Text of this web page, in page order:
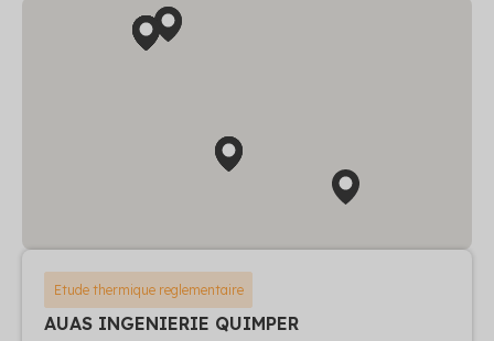
Etude thermique reglementaire
AUAS INGENIERIE QUIMPER